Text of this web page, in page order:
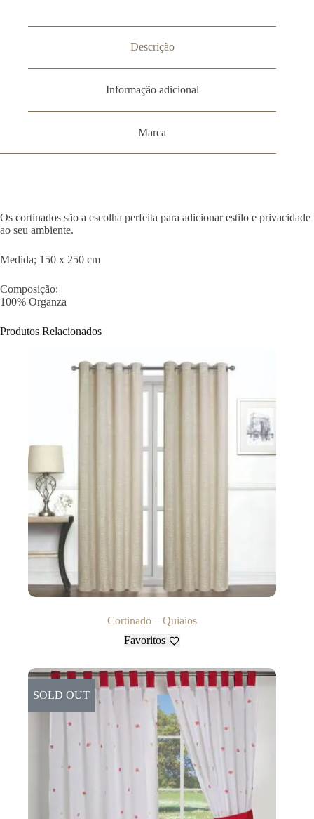
Descrição
Informação adicional
Marca
Os cortinados são a escolha perfeita para adicionar estilo e privacidade
ao seu ambiente.
Medida; 150 x 250 cm
Composição:
100% Organza
Produtos Relacionados
Cortinado – Quiaios
Favoritos
SOLD OUT